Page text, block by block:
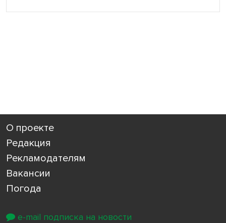
О проекте
Редакция
Рекламодателям
Вакансии
Погода
e-mail подписка на новости